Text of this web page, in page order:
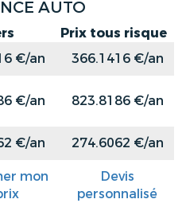
AUTO
Prix tous risque
€/an
366.1416 €/an
€/an 823.8186 €/an
€/an 274.6062 €/an
mon
Devis
personnalisé